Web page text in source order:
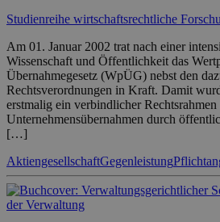
Studienreihe wirtschaftsrechtliche
Am 01. Januar 2002 trat nach einer
Wissenschaft und Öffentlichkeit das
Übernahmegesetz (WpÜG) nebst den
Rechtsverordnungen in Kraft. Damit
erstmalig ein verbindlicher
Unternehmensübernahmen durch
[…]
AktiengesellschaftGegenleistung